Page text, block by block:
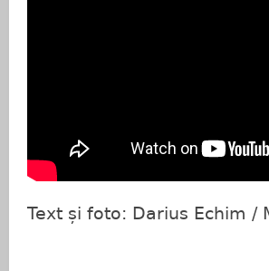
Text și foto: Darius Echim /